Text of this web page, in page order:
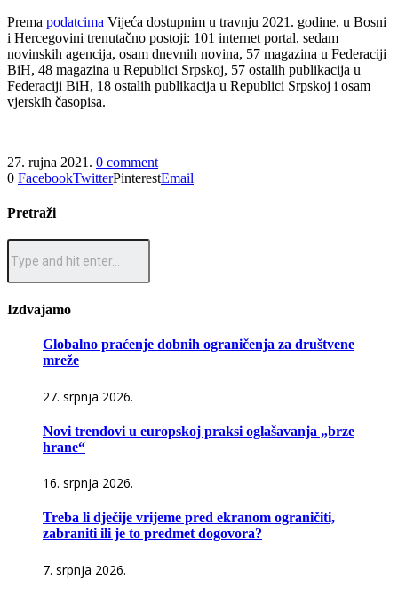
Prema podatcima Vijeća dostupnim u travnju 2021. godine, u Bosni
i Hercegovini trenutačno postoji: 101 internet portal, sedam
novinskih agencija, osam dnevnih novina, 57 magazina u Federaciji
BiH, 48 magazina u Republici Srpskoj, 57 ostalih publikacija u
Federaciji BiH, 18 ostalih publikacija u Republici Srpskoj i osam
vjerskih časopisa.
27. rujna 2021. 0 comment
0 FacebookTwitterPinterestEmail
Pretraži
Izdvajamo
Globalno praćenje dobnih ograničenja za društvene
mreže
27. srpnja 2026.
Novi trendovi u europskoj praksi oglašavanja „brze
hrane“
16. srpnja 2026.
Treba li dječije vrijeme pred ekranom ograničiti,
zabraniti ili je to predmet dogovora?
7. srpnja 2026.